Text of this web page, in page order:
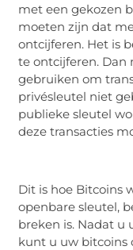
met een gekozen
moeten zijn dat
ontcijferen. Het is
te ontcijferen. Dan
gebruiken om
privésleutel niet
publieke sleutel
deze transacties
Dit is hoe Bitcoins
openbare sleutel,
breken is. Nadat u
kunt u uw bitcoins